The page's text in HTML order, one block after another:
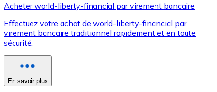
Acheter avec carte
Boutique - Cartes
Nouveau
Achetez des cartes-cadeaux de vos marques
Aller à la boutique de cartes-cadeaux
Acheter world-liberty-financial par virement bancaire
Effectuez votre achat de world-liberty-financial par
virement bancaire traditionnel rapidement et en toute
sécurité.
En savoir plus